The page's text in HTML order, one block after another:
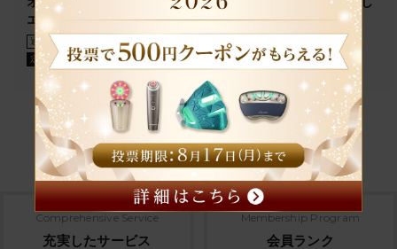
エッセンスBBクリームN
通常
（税込）
定期
3,564円 （税込）
く 米ぬかパック
506
Service
オンラインストアのサービス
Comprehensive Service
充実したサービス
Membership Program
会員ランク